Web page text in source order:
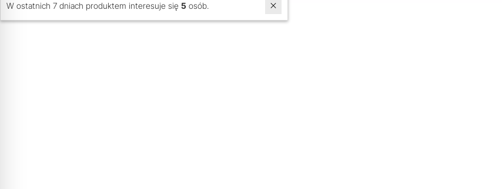
W ostatnich 7 dniach produktem interesuje się 5 osób.